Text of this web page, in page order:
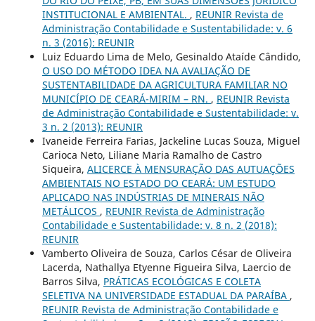
INSTITUCIONAL E AMBIENTAL. , REUNIR Revista de
Administração Contabilidade e Sustentabilidade: v. 6
n. 3 (2016): REUNIR
Luiz Eduardo Lima de Melo, Gesinaldo Ataíde Cândido,
O USO DO MÉTODO IDEA NA AVALIAÇÃO DE
SUSTENTABILIDADE DA AGRICULTURA FAMILIAR NO
MUNICÍPIO DE CEARÁ-MIRIM – RN. , REUNIR Revista
de Administração Contabilidade e Sustentabilidade: v.
3 n. 2 (2013): REUNIR
Ivaneide Ferreira Farias, Jackeline Lucas Souza, Miguel
Carioca Neto, Liliane Maria Ramalho de Castro
Siqueira, ALICERCE À MENSURAÇÃO DAS AUTUAÇÕES
AMBIENTAIS NO ESTADO DO CEARÁ: UM ESTUDO
APLICADO NAS INDÚSTRIAS DE MINERAIS NÃO
METÁLICOS , REUNIR Revista de Administração
Contabilidade e Sustentabilidade: v. 8 n. 2 (2018):
REUNIR
Vamberto Oliveira de Souza, Carlos César de Oliveira
Lacerda, Nathallya Etyenne Figueira Silva, Laercio de
Barros Silva, PRÁTICAS ECOLÓGICAS E COLETA
SELETIVA NA UNIVERSIDADE ESTADUAL DA PARAÍBA ,
REUNIR Revista de Administração Contabilidade e